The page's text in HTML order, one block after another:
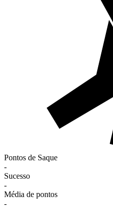
Pontos de Saque
-
Sucesso
-
Média de pontos
-